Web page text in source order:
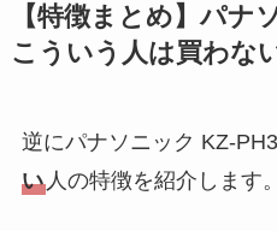
【特徴まとめ】パナ
こういう人は買わな
逆にパナソニック KZ-
い人の特徴を紹介します。